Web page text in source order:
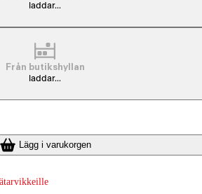
laddar...
Från butikshyllan
laddar...
Lägg i varukorgen